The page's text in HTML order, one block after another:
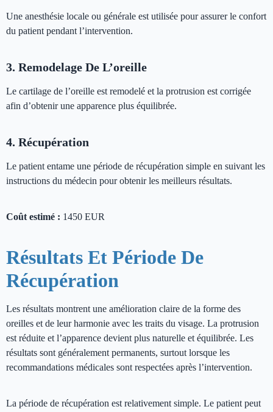
Une anesthésie locale ou générale est utilisée pour assurer le confort
du patient pendant l’intervention.
3. Remodelage De L’oreille
Le cartilage de l’oreille est remodelé et la protrusion est corrigée
afin d’obtenir une apparence plus équilibrée.
4. Récupération
Le patient entame une période de récupération simple en suivant les
instructions du médecin pour obtenir les meilleurs résultats.
Coût estimé : 1450 EUR
Résultats Et Période De
Récupération
Les résultats montrent une amélioration claire de la forme des
oreilles et de leur harmonie avec les traits du visage. La protrusion
est réduite et l’apparence devient plus naturelle et équilibrée. Les
résultats sont généralement permanents, surtout lorsque les
recommandations médicales sont respectées après l’intervention.
La période de récupération est relativement simple. Le patient peut